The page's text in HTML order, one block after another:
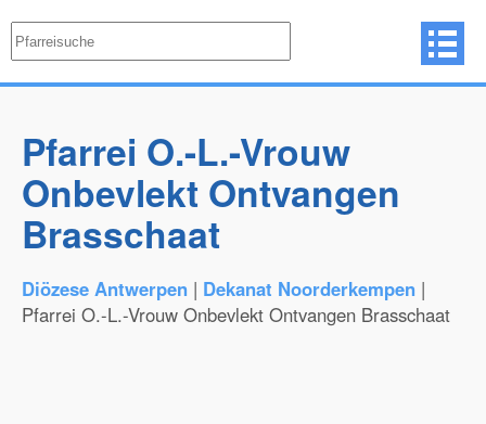
Pfarrei O.-L.-Vrouw
Onbevlekt Ontvangen
Brasschaat
Diözese Antwerpen | Dekanat Noorderkempen |
Pfarrei O.-L.-Vrouw Onbevlekt Ontvangen Brasschaat